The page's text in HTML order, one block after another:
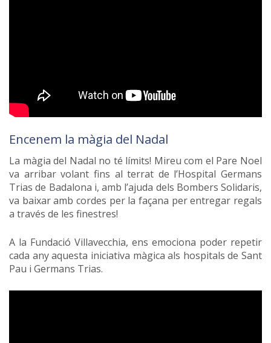
Encenem la màgia del Nadal
La màgia del Nadal no té límits! Mireu com el Pare Noel
va arribar volant fins al terrat de l’Hospital Germans
Trias de Badalona i, amb l’ajuda dels Bombers Solidaris,
va baixar amb cordes per la façana per entregar regals
a través de les finestres!
A la Fundació Villavecchia, ens emociona poder repetir
cada any aquesta iniciativa màgica als hospitals de Sant
Pau i Germans Trias.